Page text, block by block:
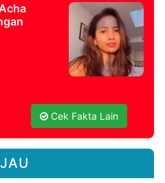
Cek Fakta Lain